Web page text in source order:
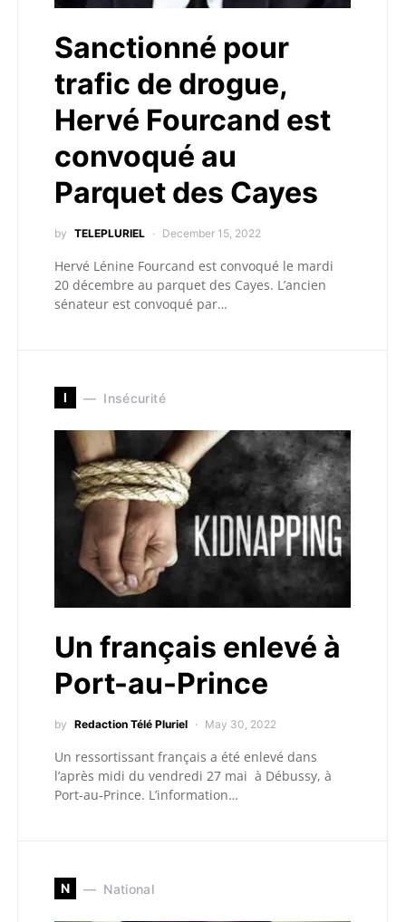
Sanctionné pour
trafic de drogue,
Hervé Fourcand est
convoqué au
Parquet des Cayes
by TELEPLURIEL December 15, 2022
Hervé Lénine Fourcand est convoqué le mardi
20 décembre au parquet des Cayes. L’ancien
sénateur est convoqué par…
I Insécurité
Un français enlevé à
Port-au-Prince
by Redaction Télé Pluriel May 30, 2022
Un ressortissant français a été enlevé dans
l’après midi du vendredi 27 mai à Débussy, à
Port-au-Prince. L’information…
N National